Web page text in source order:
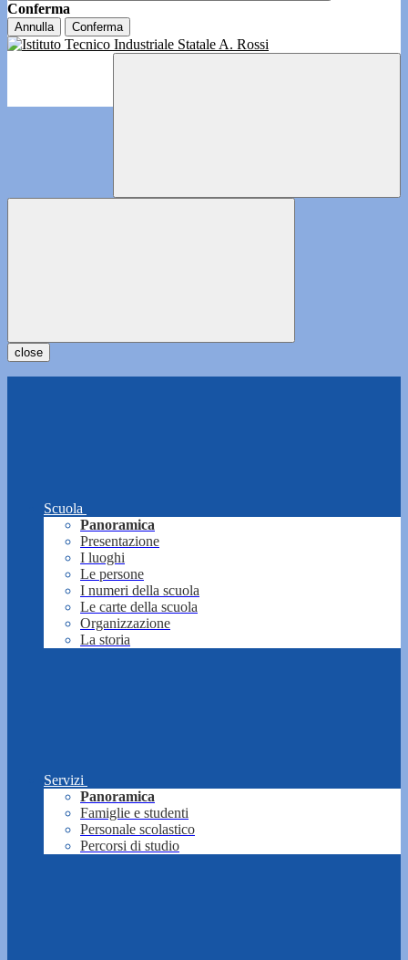
Conferma
Annulla Conferma
close
Scuola
Panoramica
Presentazione
I luoghi
Le persone
I numeri della scuola
Le carte della scuola
Organizzazione
La storia
Servizi
Panoramica
Famiglie e studenti
Personale scolastico
Percorsi di studio